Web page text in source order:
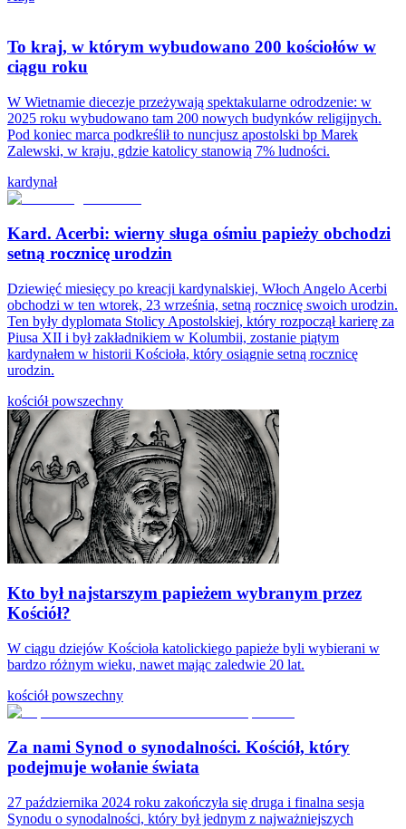
To kraj, w którym wybudowano 200 kościołów w
ciągu roku
W Wietnamie diecezje przeżywają spektakularne odrodzenie: w
2025 roku wybudowano tam 200 nowych budynków religijnych.
Pod koniec marca podkreślił to nuncjusz apostolski bp Marek
Zalewski, w kraju, gdzie katolicy stanowią 7% ludności.
kardynał
Kard. Acerbi: wierny sługa ośmiu papieży obchodzi
setną rocznicę urodzin
Dziewięć miesięcy po kreacji kardynalskiej, Włoch Angelo Acerbi
obchodzi w ten wtorek, 23 września, setną rocznicę swoich urodzin.
Ten były dyplomata Stolicy Apostolskiej, który rozpoczął karierę za
Piusa XII i był zakładnikiem w Kolumbii, zostanie piątym
kardynałem w historii Kościoła, który osiągnie setną rocznicę
urodzin.
kościół powszechny
Kto był najstarszym papieżem wybranym przez
Kościół?
W ciągu dziejów Kościoła katolickiego papieże byli wybierani w
bardzo różnym wieku, nawet mając zaledwie 20 lat.
kościół powszechny
Za nami Synod o synodalności. Kościół, który
podejmuje wołanie świata
27 października 2024 roku zakończyła się druga i finalna sesja
Synodu o synodalności, który był jednym z najważniejszych